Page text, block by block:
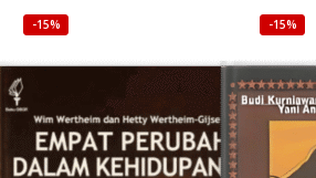
-15% -15%